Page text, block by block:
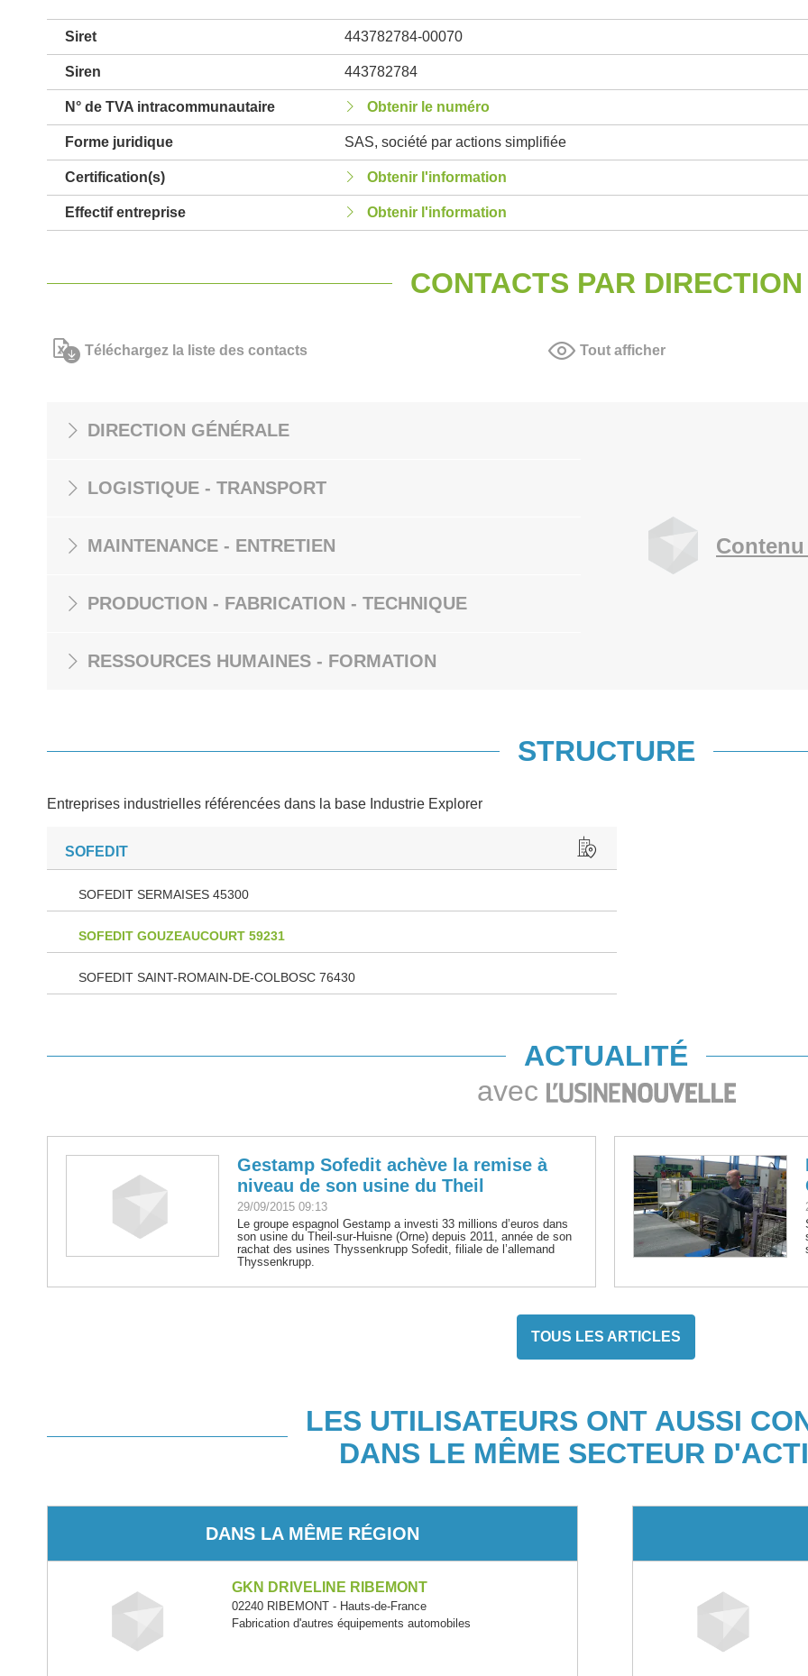
Siret 443782784-00070
Siren 443782784
N° de TVA intracommunautaire Obtenir le numéro
Forme juridique SAS, société par actions simplifiée
Certification(s) Obtenir l'information
Effectif entreprise Obtenir l'information
CONTACTS PAR DIRECTION
Téléchargez la liste des contacts Tout afficher
DIRECTION GÉNÉRALE
LOGISTIQUE - TRANSPORT
MAINTENANCE - ENTRETIEN
PRODUCTION - FABRICATION - TECHNIQUE
RESSOURCES HUMAINES - FORMATION
STRUCTURE
Entreprises industrielles référencées dans la base Industrie Explorer
SOFEDIT
SOFEDIT SERMAISES 45300
SOFEDIT GOUZEAUCOURT 59231
SOFEDIT SAINT-ROMAIN-DE-COLBOSC 76430
ACTUALITÉ
avec
Gestamp Sofedit achève la remise à
niveau de son usine du Theil
29/09/2015 09:13
Le groupe espagnol Gestamp a investi 33 millions d’euros dans
son usine du Theil-sur-Huisne (Orne) depuis 2011, année de son
rachat des usines Thyssenkrupp Sofedit, filiale de l’allemand
Thyssenkrupp.
TOUS LES ARTICLES
LES UTILISATEURS ONT AUSSI
DANS LE MÊME SECTEUR
DANS LA MÊME RÉGION
GKN DRIVELINE RIBEMONT
02240 RIBEMONT - Hauts-de-France
Fabrication d'autres équipements automobiles